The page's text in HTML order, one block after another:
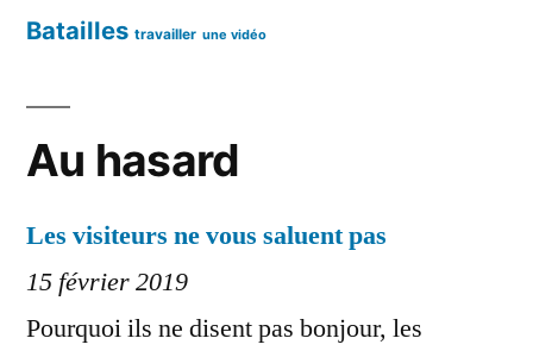
Batailles travailler une vidéo
Au hasard
Les visiteurs ne vous saluent pas
15 février 2019
Pourquoi ils ne disent pas bonjour, les